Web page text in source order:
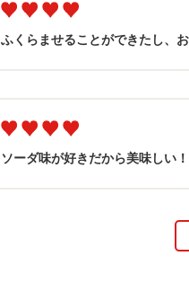
ふくらませることができたし、お
ソーダ味が好きだから美味しい